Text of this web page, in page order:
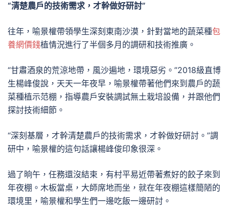
“清楚農戶的技術需求，才幹做好研討”
往年，喻景權帶領學生深刻東南沙漠，針對當地的蔬菜種包
養網價錢植情況進行了半個多月的調研和技術推廣。
“甘肅酒泉的荒涼地帶，風沙遍地，環境惡劣。”2018級直博
生楊峰俊說，天天一年夜早，喻景權帶著他們來到農戶的蔬
菜種植示范棚，指導農戶安裝調試無土栽培設備，并跟他們
探討技術細節。
“深刻基層，才幹清楚農戶的技術需求，才幹做好研討。”調
研中，喻景權的這句話讓楊峰俊印象很深。
過了晌午，任務還沒結束，有村平易近帶著煮好的餃子來到
年夜棚。木板當桌，大師席地而坐，就在年夜棚這樣簡陋的
環境里，喻景權和學生們一邊吃飯一邊研討。